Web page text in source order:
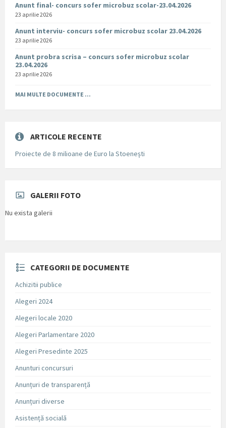
Anunt final- concurs sofer microbuz scolar-23.04.2026
23 aprilie 2026
Anunt interviu- concurs sofer microbuz scolar 23.04.2026
23 aprilie 2026
Anunt probra scrisa – concurs sofer microbuz scolar
23.04.2026
23 aprilie 2026
MAI MULTE DOCUMENTE ...
ARTICOLE RECENTE
Proiecte de 8 milioane de Euro la Stoenești
GALERII FOTO
Nu exista galerii
CATEGORII DE DOCUMENTE
Achizitii publice
Alegeri 2024
Alegeri locale 2020
Alegeri Parlamentare 2020
Alegeri Presedinte 2025
Anunturi concursuri
Anunțuri de transparență
Anunțuri diverse
Asistență socială